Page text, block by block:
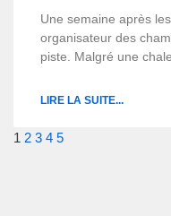
Une semaine après
organisateur des
piste. Malgré une
LIRE LA SUITE...
1 2 3 4 5